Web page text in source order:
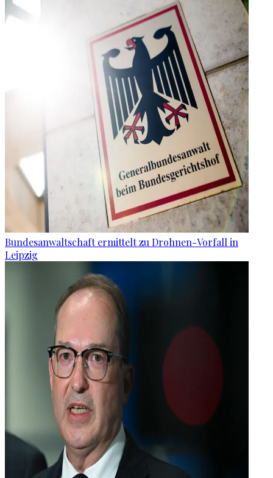
Bundesanwaltschaft ermittelt zu Drohnen-Vorfall in
Leipzig